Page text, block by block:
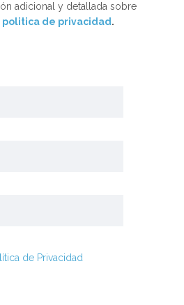
adicional y detallada sobre
politica de privacidad .
de Privacidad